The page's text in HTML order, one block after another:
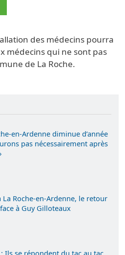
des médecins pourra
médecins qui ne sont pas
de La Roche.
en-Ardenne diminue d’année
pas nécessairement après
Roche-en-Ardenne, le retour
à Guy Gilloteaux
Ils se répondent du tac au tac